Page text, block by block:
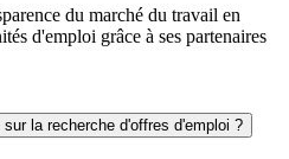
du marché du travail en
d'emploi grâce à ses partenaires
la recherche d'offres d'emploi ?